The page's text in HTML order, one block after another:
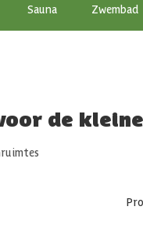
Sauna Zwembad
de